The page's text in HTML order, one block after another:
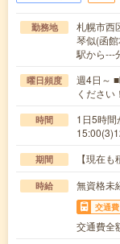
勤務地
札幌市西
琴似(函
駅から---
曜日頻度
週4日～
ください！
時間
1日5時
期間 【現在
時給 無資格
交通費
交通費全